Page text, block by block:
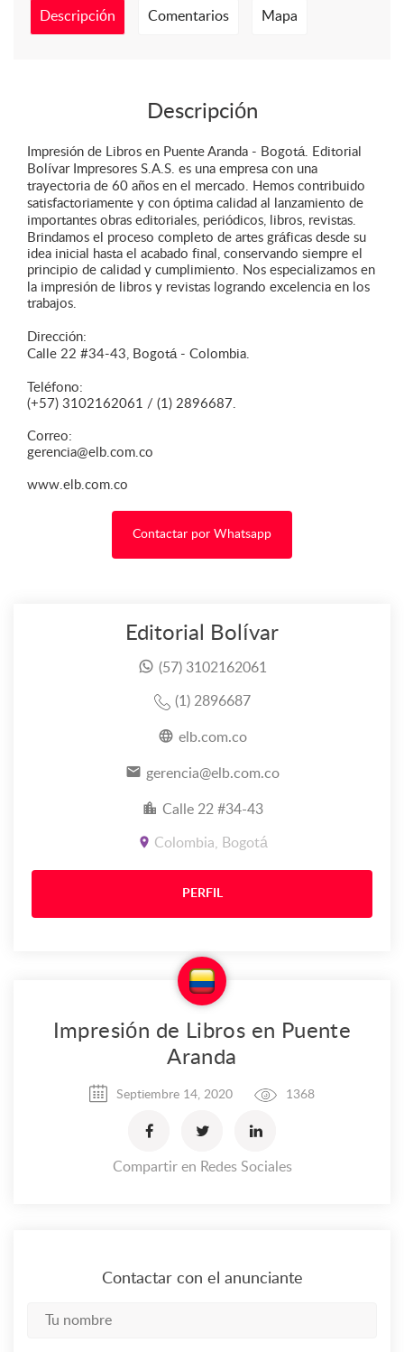
Descripción Comentarios Mapa
Descripción
Impresión de Libros en Puente Aranda - Bogotá. Editorial
Bolívar Impresores S.A.S. es una empresa con una
trayectoria de 60 años en el mercado. Hemos contribuido
satisfactoriamente y con óptima calidad al lanzamiento de
importantes obras editoriales, periódicos, libros, revistas.
Brindamos el proceso completo de artes gráficas desde su
idea inicial hasta el acabado final, conservando siempre el
principio de calidad y cumplimiento. Nos especializamos en
la impresión de libros y revistas logrando excelencia en los
trabajos.
Dirección:
Calle 22 #34-43, Bogotá - Colombia.
Teléfono:
(+57) 3102162061 / (1) 2896687.
Correo:
gerencia@elb.com.co
www.elb.com.co
Contactar por Whatsapp
Editorial Bolívar
(57) 3102162061
(1) 2896687
elb.com.co
gerencia@elb.com.co
Calle 22 #34-43
Colombia, Bogotá
PERFIL
Impresión de Libros en Puente
Aranda
Septiembre 14, 2020 1368
Compartir en Redes Sociales
Contactar con el anunciante